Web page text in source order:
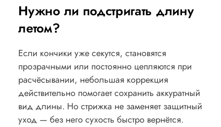
Нужно ли подстригать длину
летом?
Если кончики уже секутся, становятся
прозрачными или постоянно цепляются при
расчёсывании, небольшая коррекция
действительно помогает сохранить аккуратный
вид длины. Но стрижка не заменяет защитный
уход — без него сухость быстро вернётся.